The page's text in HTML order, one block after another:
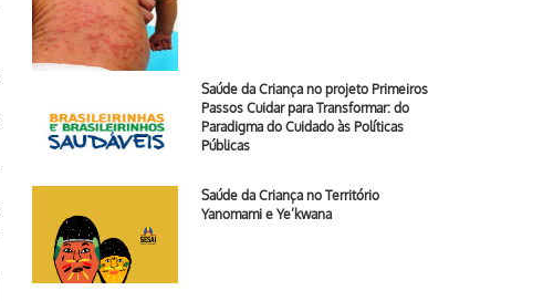
Saúde da Criança no projeto Primeiros
Passos Cuidar para Transformar: do
Paradigma do Cuidado às Políticas
Públicas
Saúde da Criança no Território
Yanomami e Ye’kwana